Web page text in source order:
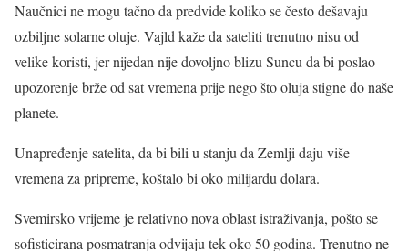
Naučnici ne mogu tačno da predvide koliko se često dešavaju
ozbiljne solarne oluje. Vajld kaže da sateliti trenutno nisu od
velike koristi, jer nijedan nije dovoljno blizu Suncu da bi poslao
upozorenje brže od sat vremena prije nego što oluja stigne do naše
planete.
Unapređenje satelita, da bi bili u stanju da Zemlji daju više
vremena za pripreme, koštalo bi oko milijardu dolara.
Svemirsko vrijeme je relativno nova oblast istraživanja, pošto se
sofisticirana posmatranja odvijaju tek oko 50 godina. Trenutno ne